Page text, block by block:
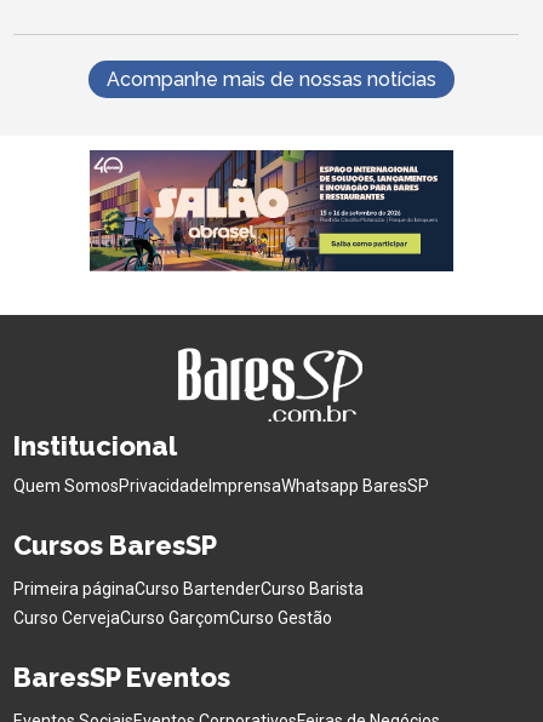
Acompanhe mais de nossas notícias
Institucional
Quem SomosPrivacidade ImprensaWhatsapp BaresSP
Cursos BaresSP
Primeira páginaCurso BartenderCurso Barista
Curso CervejaCurso GarçomCurso Gestão
BaresSP Eventos